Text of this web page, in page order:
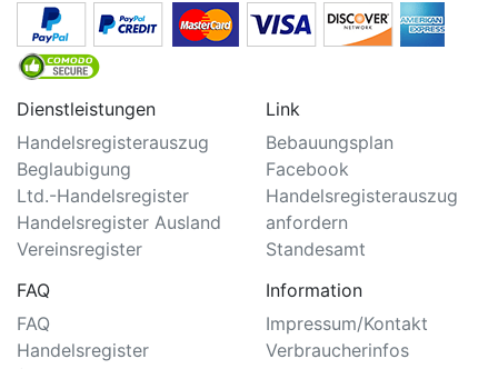
Dienstleistungen
Handelsregisterauszug
Beglaubigung
Ltd.-Handelsregister
Handelsregister Ausland
Vereinsregister
Link
Bebauungsplan
Facebook
Handelsregisterauszug
anfordern
Standesamt
FAQ
FAQ
Handelsregister
Information
Impressum/Kontakt
Verbraucherinfos